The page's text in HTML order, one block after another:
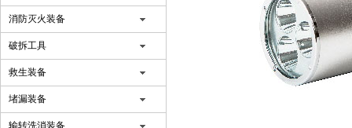
消防灭火装备
破拆工具
救生装备
堵漏装备
输转洗消装备